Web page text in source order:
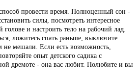
провести время. Полноценный сон -
силы, посмотреть интересное
голове и настроить тело на рабочий лад.
ложитесь спать раньше, выключите
не мешали. Если есть возможность,
опыт детского садика с
дремоте - она вас любит. Полюбите и вы